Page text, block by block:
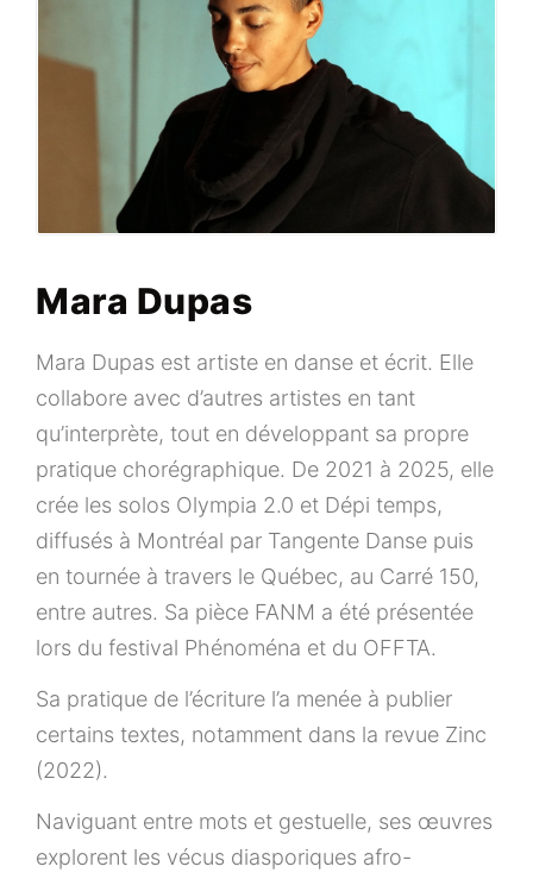
Mara Dupas
Mara Dupas est artiste en danse et écrit. Elle
collabore avec d’autres artistes en tant
qu’interprète, tout en développant sa propre
pratique chorégraphique. De 2021 à 2025, elle
crée les solos Olympia 2.0 et Dépi temps,
diffusés à Montréal par Tangente Danse puis
en tournée à travers le Québec, au Carré 150,
entre autres. Sa pièce FANM a été présentée
lors du festival Phénoména et du OFFTA.
Sa pratique de l’écriture l’a menée à publier
certains textes, notamment dans la revue Zinc
(2022).
Naviguant entre mots et gestuelle, ses œuvres
explorent les vécus diasporiques afro-